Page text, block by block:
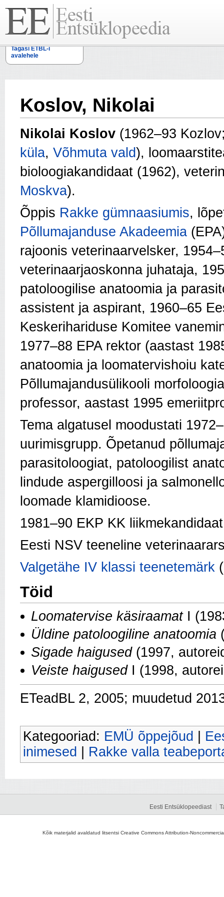
Tagasi ETBL-i
avalehele
Koslov, Nikolai
Nikolai Koslov (1962–93
küla, Võhmuta vald),
bioloogiakandidaat (1962),
Moskva).
Õppis Rakke gümnaasiumis,
Põllumajanduse Akadeemia
rajoonis veterinaarvelsker,
veterinaarjaoskonna juhataja,
patoloogilise anatoomia ja
assistent ja aspirant, 1960–65
Keskerihariduse Komitee
1977–88 EPA rektor (aastast
anatoomia ja loomatervishoiu
Põllumajandusülikooli
professor, aastast 1995
Tema algatusel moodustati
uurimisgrupp. Õpetanud
parasitoloogiat, patoloogilist
lindude aspergilloosi ja
loomade klamidioose.
1981–90 EKP KK
Eesti NSV teeneline
Valgetähe IV klassi teenetemärk
Töid
Loomatervise käsiraamatI
Üldine patoloogiline anatoomia
Sigade haigused(1997,
Veiste haigusedI (1998,
ETeadBL 2, 2005; muudetud
Kategooriad: EMÜ õppejõud
inimesed
Rakke valla
Eesti Entsüklopeediast
Kõik materjalid avaldatud litsentsi Creative Commons Attribution-